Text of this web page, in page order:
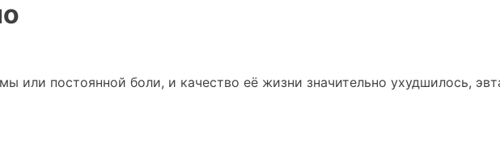
или постоянной боли, и качество её жизни значительно ухудшилось,